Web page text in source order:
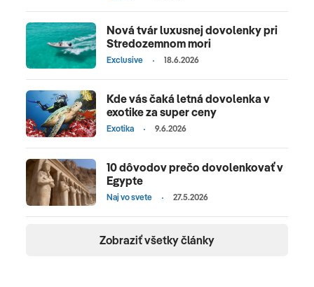
Nová tvár luxusnej dovolenky pri
Stredozemnom mori
Exclusive 18.6.2026
Kde vás čaká letná dovolenka v
exotike za super ceny
Exotika 9.6.2026
10 dôvodov prečo dovolenkovať v
Egypte
Naj vo svete 27.5.2026
Zobraziť všetky články